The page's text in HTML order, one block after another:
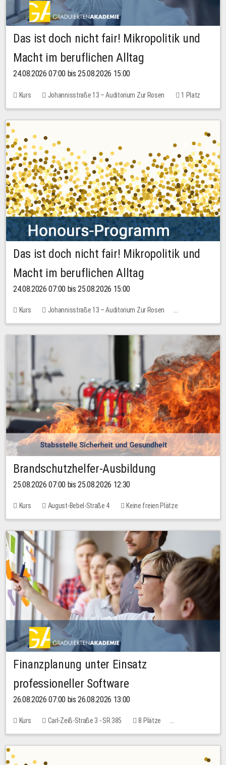
Das ist doch nicht fair! Mikropolitik und
Macht im beruflichen Alltag
24.08.2026 07:00 bis 25.08.2026 15:00
Kurs Johannisstraße 13 – Auditorium Zur Rosen
1 Platz
30,00 EUR
Das ist doch nicht fair! Mikropolitik und
Macht im beruflichen Alltag
24.08.2026 07:00 bis 25.08.2026 15:00
Kurs
Johannisstraße 13 – Auditorium Zur Rosen
Keine freien Plätze
Brandschutzhelfer-Ausbildung
25.08.2026 07:00 bis 25.08.2026 12:30
Kurs August-Bebel-Straße 4 Keine freien Plätze
Finanzplanung unter Einsatz
professioneller Software
26.08.2026 07:00 bis 26.08.2026 13:00
Kurs Carl-Zeiß-Straße 3 - SR 385
8 Plätze
20,00 EUR